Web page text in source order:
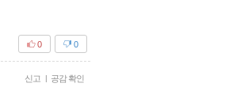
0
0
신고 | 공감 확인